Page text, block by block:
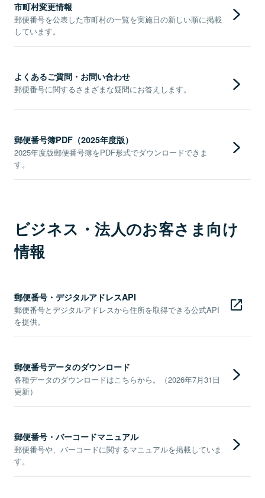
市町村変更情報
郵便番号を公表した市町村の一覧を実施日の新しい順に掲載
しています。
よくあるご質問・お問い合わせ
郵便番号に関するさまざまな疑問にお答えします。
郵便番号簿PDF（2025年度版）
2025年度版郵便番号簿をPDF形式でダウンロードできま
す。
ビジネス・法人のお客さま向け
情報
郵便番号・デジタルアドレスAPI
郵便番号とデジタルアドレスから住所を取得できる公式API
を提供。
郵便番号データのダウンロード
各種データのダウンロードはこちらから。（2026年7月31日
更新）
郵便番号・バーコードマニュアル
郵便番号や、バーコードに関するマニュアルを掲載していま
す。